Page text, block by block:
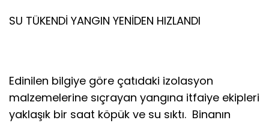
SU TÜKENDİ YANGIN YENİDEN HIZLANDI
Edinilen bilgiye göre çatıdaki izolasyon
malzemelerine sıçrayan yangına itfaiye ekipleri
yaklaşık bir saat köpük ve su sıktı. Binanın